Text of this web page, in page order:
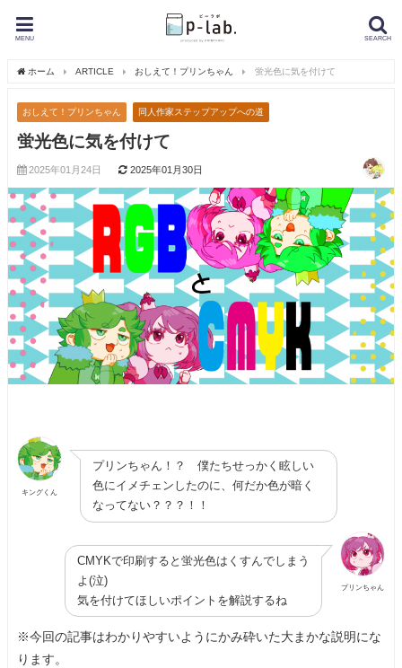
MENU SEARCH
ホーム ARTICLE おしえて！プリンちゃん 蛍光色に気を付けて
おしえて！プリンちゃん 同人作家ステップアップへの道
蛍光色に気を付けて
2025年01月24日 2025年01月30日
キングくん
プリンちゃん！？ 僕たちせっかく眩しい
色にイメチェンしたのに、何だか色が暗く
なってない？？？！！
プリンちゃん
CMYKで印刷すると蛍光色はくすんでしまう
よ(泣)
気を付けてほしいポイントを解説するね
※今回の記事はわかりやすいようにかみ砕いた大まかな説明にな
ります。